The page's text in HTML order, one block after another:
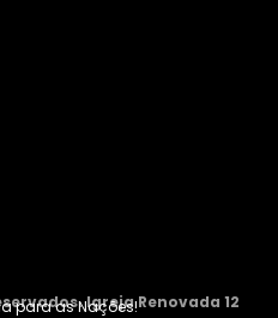
Igreja Renovada 12
para as Nações!